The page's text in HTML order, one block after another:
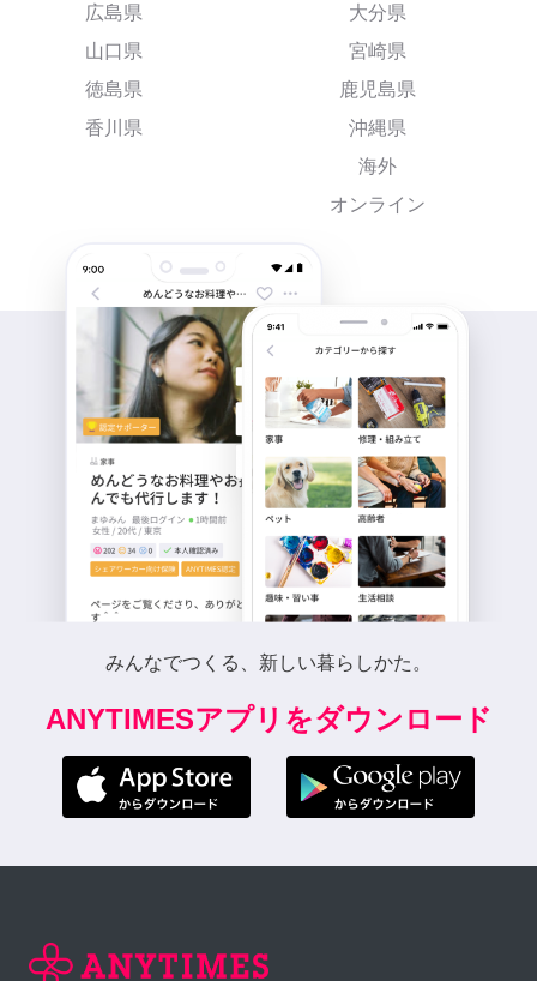
広島県
山口県
徳島県
香川県
大分県
宮崎県
鹿児島県
沖縄県
海外
オンライン
みんなでつくる、新しい暮らしかた。
ANYTIMESアプリをダウンロード